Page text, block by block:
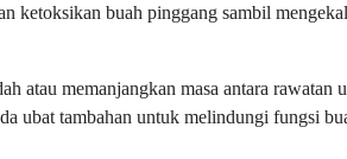
ketoksikan buah pinggang sambil
atau memanjangkan masa antara rawatan
ubat tambahan untuk melindungi fungsi